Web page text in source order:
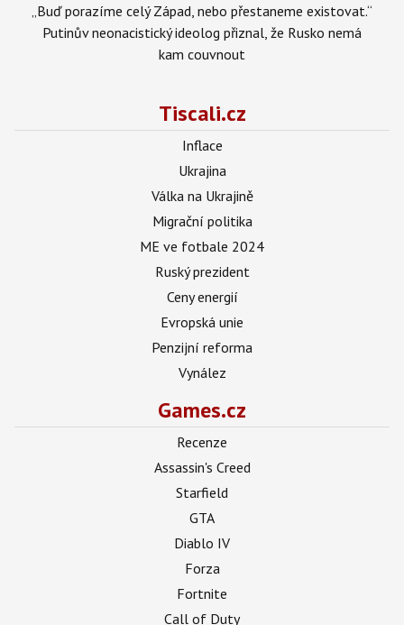
„Buď porazíme celý Západ, nebo přestaneme existovat.“
Putinův neonacistický ideolog přiznal, že Rusko nemá
kam couvnout
Tiscali.cz
Inflace
Ukrajina
Válka na Ukrajině
Migrační politika
ME ve fotbale 2024
Ruský prezident
Ceny energií
Evropská unie
Penzijní reforma
Vynález
Games.cz
Recenze
Assassin's Creed
Starfield
GTA
Diablo IV
Forza
Fortnite
Call of Duty